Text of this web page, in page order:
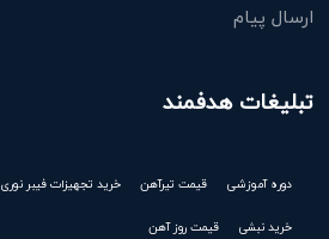
ارسال پیام
تبلیغات هدفمند
دوره آموزشی قیمت تیرآهن خرید تجهیزات فیبر نوری
خرید نبشی قیمت روز آهن